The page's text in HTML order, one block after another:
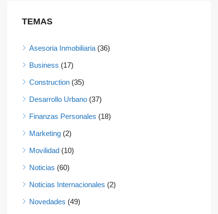
TEMAS
Asesoria Inmobiliaria (36)
Business (17)
Construction (35)
Desarrollo Urbano (37)
Finanzas Personales (18)
Marketing (2)
Movilidad (10)
Noticias (60)
Noticias Internacionales (2)
Novedades (49)